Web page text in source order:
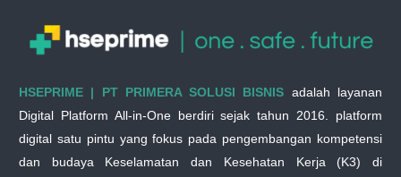
HSEPRIME | PT PRIMERA SOLUSI BISNIS adalah layanan
Digital Platform All-in-One berdiri sejak tahun 2016. platform
digital satu pintu yang fokus pada pengembangan kompetensi
dan budaya Keselamatan dan Kesehatan Kerja (K3) di